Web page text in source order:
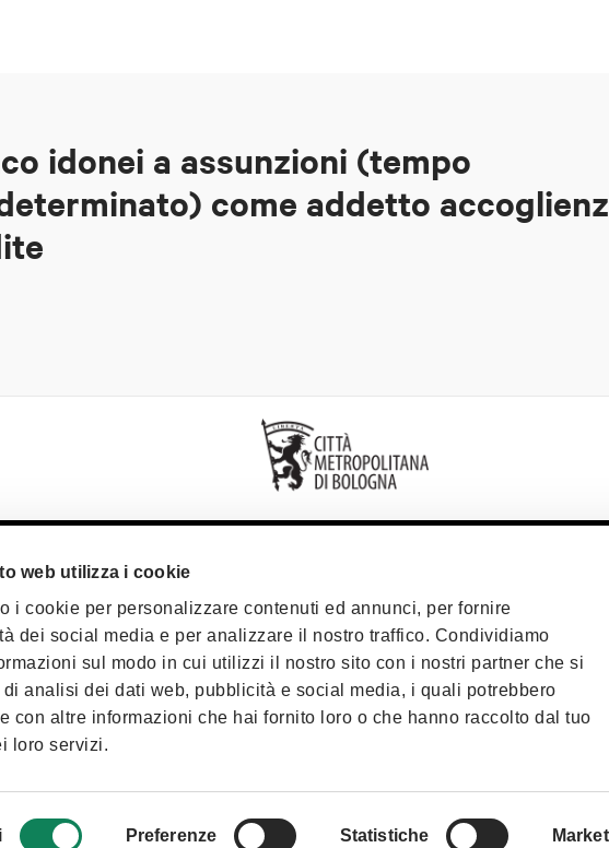
web utilizza i cookie
i cookie per personalizzare contenuti ed annunci, per fornire
dei social media e per analizzare il nostro traffico. Condividiamo
sul modo in cui utilizzi il nostro sito con i nostri partner che si
di analisi dei dati web, pubblicità e social media, i quali potrebbero
con altre informazioni che hai fornito loro o che hanno raccolto dal tuo
loro servizi.
Preferenze Statistiche
idonei a assunzioni (tempo
come addetto
Contatti
Soci fondatori
Area riservata
Cookie policy
PEC: